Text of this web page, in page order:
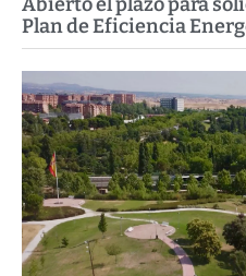
Plan de Eficiencia